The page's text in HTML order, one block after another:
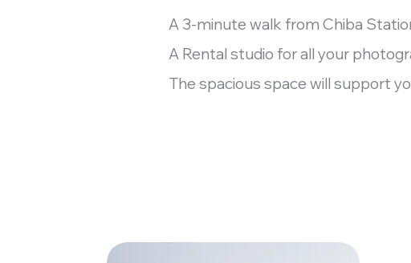
​A 3-minute walk from Chiba
A Rental studio for all your
The spacious space will support